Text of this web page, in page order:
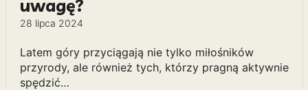
uwagę?
28 lipca 2024
Latem góry przyciągają nie tylko miłośników
przyrody, ale również tych, którzy pragną aktywnie
spędzić…